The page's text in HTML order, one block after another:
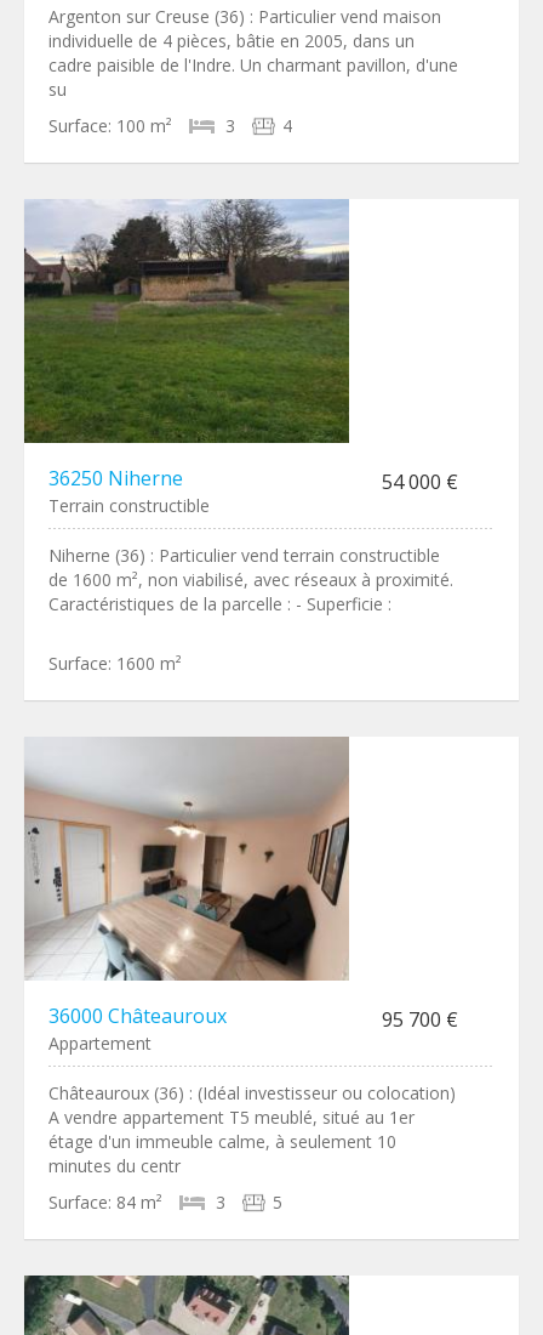
Argenton sur Creuse (36) : Particulier vend maison
individuelle de 4 pièces, bâtie en 2005, dans un
cadre paisible de l'Indre. Un charmant pavillon, d'une
su
Surface: 100 m² 3 4
36250 Niherne 54 000 €
Terrain constructible
Niherne (36) : Particulier vend terrain constructible
de 1600 m², non viabilisé, avec réseaux à proximité.
Caractéristiques de la parcelle : - Superficie :
Surface: 1600 m²
36000 Châteauroux 95 700 €
Appartement
Châteauroux (36) : (Idéal investisseur ou colocation)
A vendre appartement T5 meublé, situé au 1er
étage d'un immeuble calme, à seulement 10
minutes du centr
Surface: 84 m² 3 5